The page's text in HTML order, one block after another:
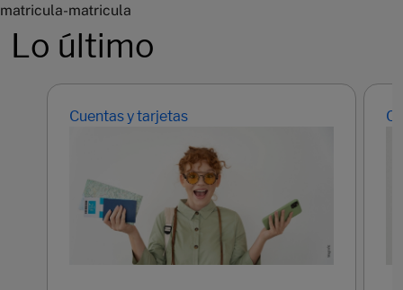
matricula-matricula
Lo último
Cuentas y tarjetas